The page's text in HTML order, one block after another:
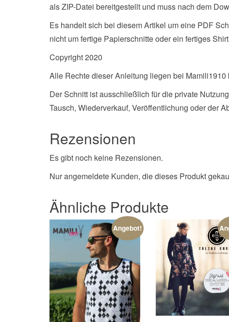
als ZIP-Datei bereitgestellt und muss nach dem
Es handelt sich bei diesem Artikel um eine PDF
nicht um fertige Papierschnitte oder ein fertiges
Copyright 2020
Alle Rechte dieser Anleitung liegen bei Mamili1910
Der Schnitt ist ausschließlich für die private
Tausch, Wiederverkauf, Veröffentlichung oder der
Rezensionen
Es gibt noch keine Rezensionen.
Nur angemeldete Kunden, die dieses Produkt
Ähnliche Produkte
Angebot!